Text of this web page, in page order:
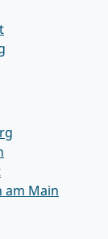
am Main